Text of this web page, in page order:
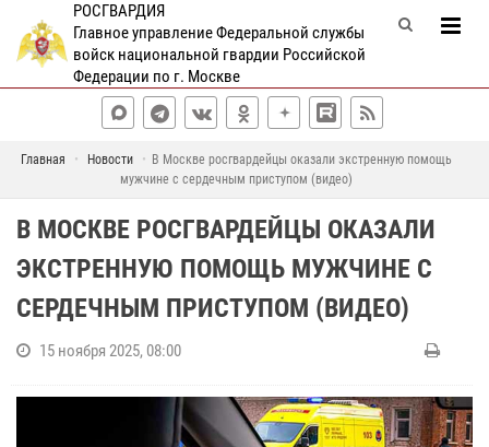
РОСГВАРДИЯ
Главное управление Федеральной службы
войск национальной гвардии Российской
Федерации по г. Москве
Главная Новости
В Москве росгвардейцы оказали экстренную помощь
мужчине с сердечным приступом (видео)
В МОСКВЕ РОСГВАРДЕЙЦЫ ОКАЗАЛИ
ЭКСТРЕННУЮ ПОМОЩЬ МУЖЧИНЕ С
СЕРДЕЧНЫМ ПРИСТУПОМ (ВИДЕО)
15 ноября 2025, 08:00